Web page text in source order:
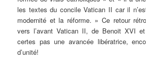
les textes du concile Vatican II car il
modernité et la réforme. » Ce retour
vers l’avant Vatican II, de Benoit XVI
certes pas une avancée libératrice,
d’unité!